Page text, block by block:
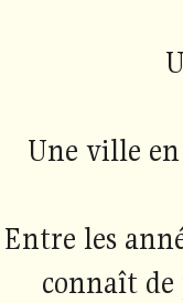
Une ville
Entre les
connaît